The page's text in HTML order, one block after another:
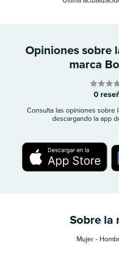
Opiniones sobre
marca
0
Consulta las opiniones sobre
descargando la app
Sobre la
Mujer -